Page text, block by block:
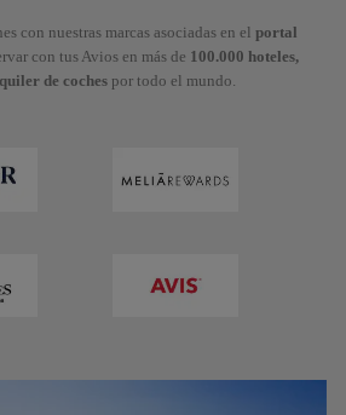
con nuestras marcas asociadas en el portal
con tus Avios en más de 100.000 hoteles,
de coches por todo el mundo.